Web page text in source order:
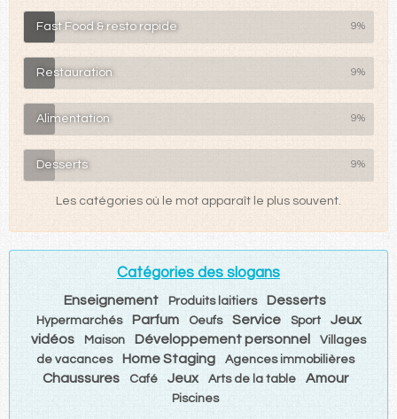
Fast Food & resto rapide 9%
Restauration 9%
Alimentation 9%
Desserts 9%
Les catégories où le mot apparaît le plus souvent.
Catégories des slogans
Enseignement Produits laitiers Desserts
Hypermarchés Parfum Oeufs Service Sport
Jeux
vidéos
Maison Développement personnel
Villages
de vacances
Home Staging Agences immobilières
Chaussures Café Jeux Arts de la table Amour
Piscines